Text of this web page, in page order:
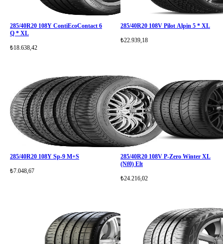
285/40R20 108Y ContiEcoContact 6
Q * XL
₺18.638,42
285/40R20 108V Pilot Alpin 5 * XL
₺22.939,18
285/40R20 108Y Sp-9 M+S
₺7.048,67
285/40R20 108V P-Zero Winter XL
(Nf0) Elt
₺24.216,02